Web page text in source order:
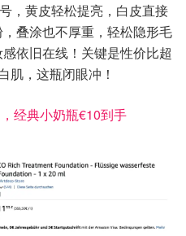
，黄皮轻松提亮，白皮直接
叠涂也不厚重，轻松隐形毛
依旧在线！关键是性价比超
肌，这瓶闭眼冲！
经典小奶瓶€10到手